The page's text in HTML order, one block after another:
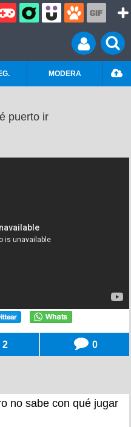
MODERA
puerto ir
2 0
no sabe con qué jugar